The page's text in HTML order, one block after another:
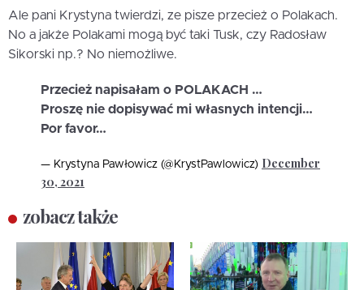
Ale pani Krystyna twierdzi, ze pisze przecież o Polakach.
No a jakże Polakami mogą być taki Tusk, czy Radosław
Sikorski np.? No niemożliwe.
Przecież napisałam o POLAKACH …
Proszę nie dopisywać mi własnych intencji…
Por favor…
— Krystyna Pawłowicz (@KrystPawlowicz) December
30, 2021
zobacz także